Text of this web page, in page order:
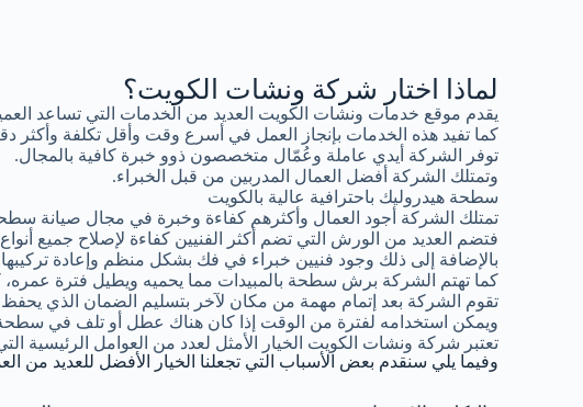
لماذا اختار شركة ونشات الكويت؟
يقدم موقع خدمات ونشات الكويت العديد من الخدمات التي تساعد
كما تفيد هذه الخدمات بإنجاز العمل في أسرع وقت وأقل تكلفة وأكثر
توفر الشركة أيدي عاملة وعُمّال متخصصون ذوو خبرة كافية بالمجال.
وتمتلك الشركة أفضل العمال المدربين من قبل الخبراء.
سطحة هيدروليك باحترافية عالية بالكويت
تمتلك الشركة أجود العمال وأكثرهم كفاءة وخبرة في مجال صيانة
فتضم العديد من الورش التي تضم أكثر الفنيين كفاءة لإصلاح جميع
بالإضافة إلى ذلك وجود فنيين خبراء في فك بشكل منظم وإعادة
كما تهتم الشركة برش سطحة بالمبيدات مما يحميه ويطيل فترة عمره،
تقوم الشركة بعد إتمام مهمة من مكان لآخر بتسليم الضمان الذي
ويمكن استخدامه لفترة من الوقت إذا كان هناك عطل أو تلف في
تعتبر شركة ونشات الكويت الخيار الأمثل لعدد من العوامل الرئيسية
وفيما يلي سنقدم بعض الأسباب التي تجعلنا الخيار الأفضل للعديد من